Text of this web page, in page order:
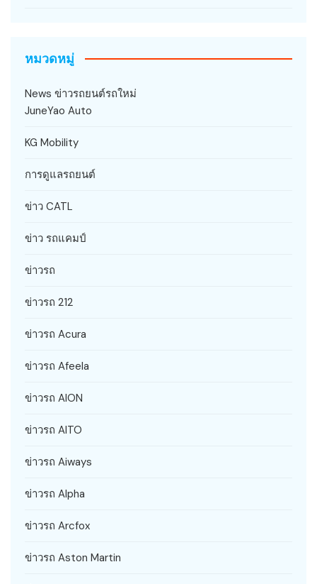
หมวดหมู่
News ข่าวรถยนต์รถใหม่
JuneYao Auto
KG Mobility
การดูแลรถยนต์
ข่าว CATL
ข่าว รถแคมป์
ข่าวรถ
ข่าวรถ 212
ข่าวรถ Acura
ข่าวรถ Afeela
ข่าวรถ AION
ข่าวรถ AITO
ข่าวรถ Aiways
ข่าวรถ Alpha
ข่าวรถ Arcfox
ข่าวรถ Aston Martin